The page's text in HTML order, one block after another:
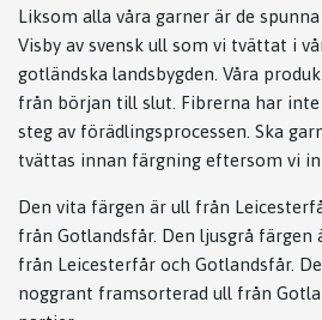
Liksom alla våra garner är de
Visby av svensk ull som vi tvättat i
gotländska landsbygden. Våra
från början till slut. Fibrerna har
steg av förädlingsprocessen. Ska
tvättas innan färgning eftersom vi
Den vita färgen är ull från
från Gotlandsfår. Den ljusgrå färgen
från Leicesterfår och Gotlandsfår.
noggrant framsorterad ull från